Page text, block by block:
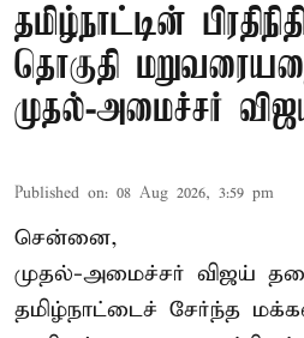
தமிழ்நாட்டின்
தொகுதி
முதல்-அமைச்சர்
Published on: 08 Aug 2026, 3:59 pm
சென்னை,
முதல்-அமைச்சர் விஜய்
தமிழ்நாட்டைச் சேர்ந்த